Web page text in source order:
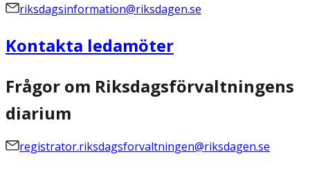
riksdagsinformation@riksdagen.se
Kontakta ledamöter
Frågor om Riksdagsförvaltningens
diarium
registrator.riksdagsforvaltningen@riksdagen.se